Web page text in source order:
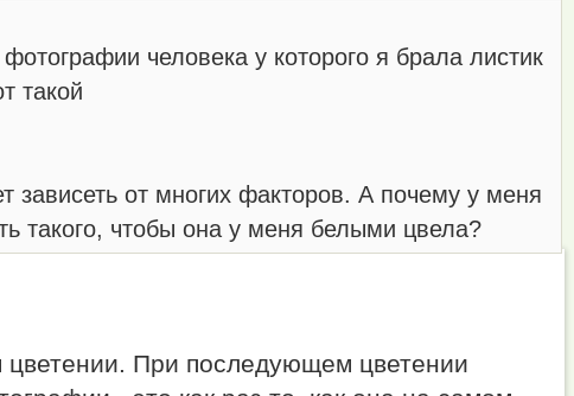
человека у которого я брала листик
такой
зависеть от многих факторов. А почему у меня
такого, чтобы она у меня белыми цвела?
цветении. При последующем цветении